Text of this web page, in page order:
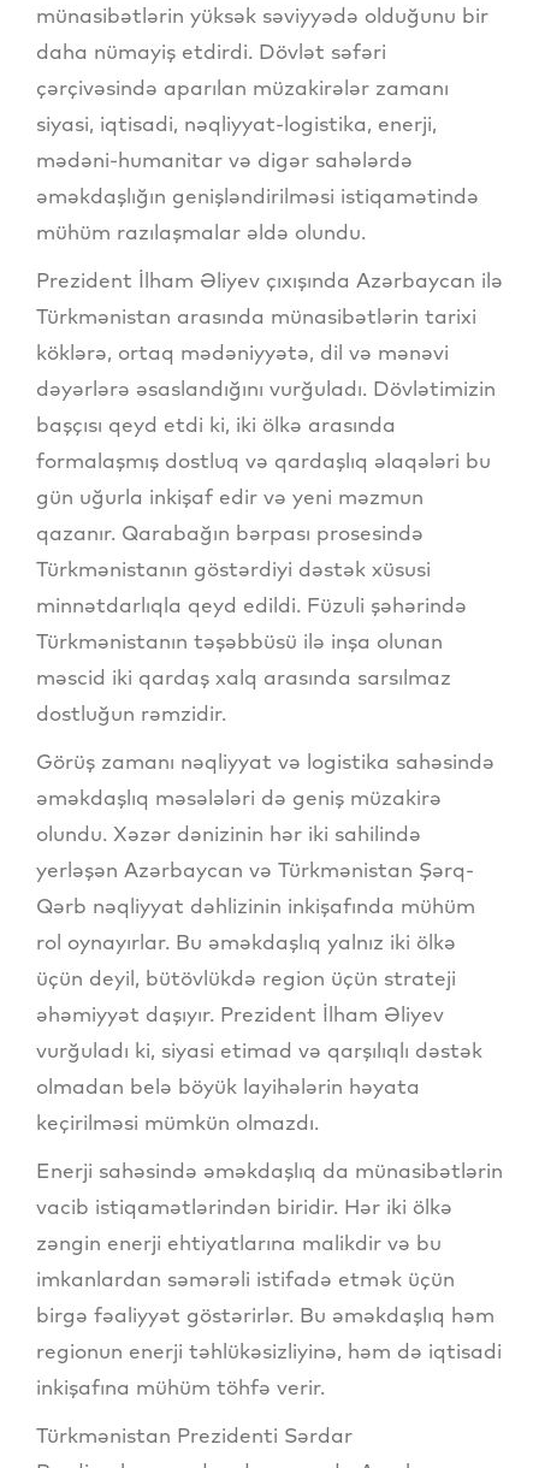
münasibətlərin yüksək səviyyədə olduğunu bir
daha nümayiş etdirdi. Dövlət səfəri
çərçivəsində aparılan müzakirələr zamanı
siyasi, iqtisadi, nəqliyyat-logistika, enerji,
mədəni-humanitar və digər sahələrdə
əməkdaşlığın genişləndirilməsi istiqamətində
mühüm razılaşmalar əldə olundu.
Prezident İlham Əliyev çıxışında Azərbaycan ilə
Türkmənistan arasında münasibətlərin tarixi
köklərə, ortaq mədəniyyətə, dil və mənəvi
dəyərlərə əsaslandığını vurğuladı. Dövlətimizin
başçısı qeyd etdi ki, iki ölkə arasında
formalaşmış dostluq və qardaşlıq əlaqələri bu
gün uğurla inkişaf edir və yeni məzmun
qazanır. Qarabağın bərpası prosesində
Türkmənistanın göstərdiyi dəstək xüsusi
minnətdarlıqla qeyd edildi. Füzuli şəhərində
Türkmənistanın təşəbbüsü ilə inşa olunan
məscid iki qardaş xalq arasında sarsılmaz
dostluğun rəmzidir.
Görüş zamanı nəqliyyat və logistika sahəsində
əməkdaşlıq məsələləri də geniş müzakirə
olundu. Xəzər dənizinin hər iki sahilində
yerləşən Azərbaycan və Türkmənistan Şərq-
Qərb nəqliyyat dəhlizinin inkişafında mühüm
rol oynayırlar. Bu əməkdaşlıq yalnız iki ölkə
üçün deyil, bütövlükdə region üçün strateji
əhəmiyyət daşıyır. Prezident İlham Əliyev
vurğuladı ki, siyasi etimad və qarşılıqlı dəstək
olmadan belə böyük layihələrin həyata
keçirilməsi mümkün olmazdı.
Enerji sahəsində əməkdaşlıq da münasibətlərin
vacib istiqamətlərindən biridir. Hər iki ölkə
zəngin enerji ehtiyatlarına malikdir və bu
imkanlardan səmərəli istifadə etmək üçün
birgə fəaliyyət göstərirlər. Bu əməkdaşlıq həm
regionun enerji təhlükəsizliyinə, həm də iqtisadi
inkişafına mühüm töhfə verir.
Türkmənistan Prezidenti Sərdar